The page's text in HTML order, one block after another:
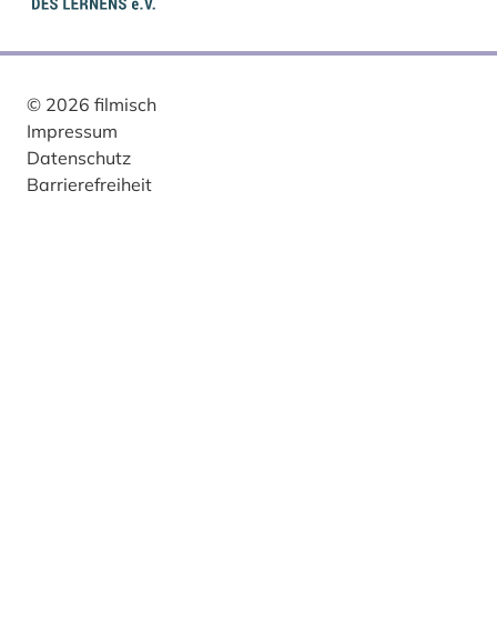
© 2026 filmisch
Impressum
Datenschutz
Barrierefreiheit